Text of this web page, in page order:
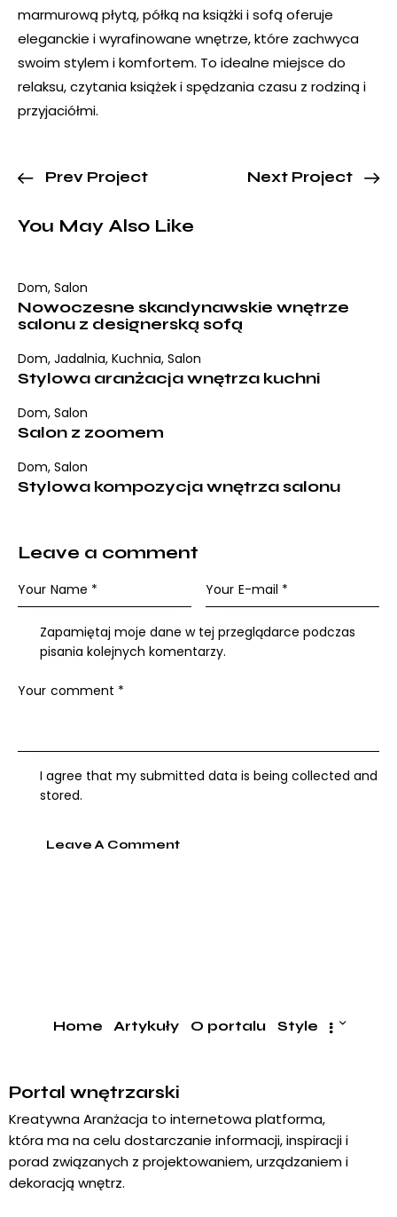
marmurową płytą, półką na książki i sofą oferuje
eleganckie i wyrafinowane wnętrze, które zachwyca
swoim stylem i komfortem. To idealne miejsce do
relaksu, czytania książek i spędzania czasu z rodziną i
przyjaciółmi.
Prev Project Next Project
You May Also Like
Dom, Salon
Nowoczesne skandynawskie wnętrze
salonu z designerską sofą
Dom, Jadalnia, Kuchnia, Salon
Stylowa aranżacja wnętrza kuchni
Dom, Salon
Salon z zoomem
Dom, Salon
Stylowa kompozycja wnętrza salonu
Leave a comment
Zapamiętaj moje dane w tej przeglądarce podczas
pisania kolejnych komentarzy.
I agree that my submitted data is being collected and
stored.
Home Artykuły O portalu Style
Portal wnętrzarski
Kreatywna Aranżacja to internetowa platforma,
która ma na celu dostarczanie informacji, inspiracji i
porad związanych z projektowaniem, urządzaniem i
dekoracją wnętrz.